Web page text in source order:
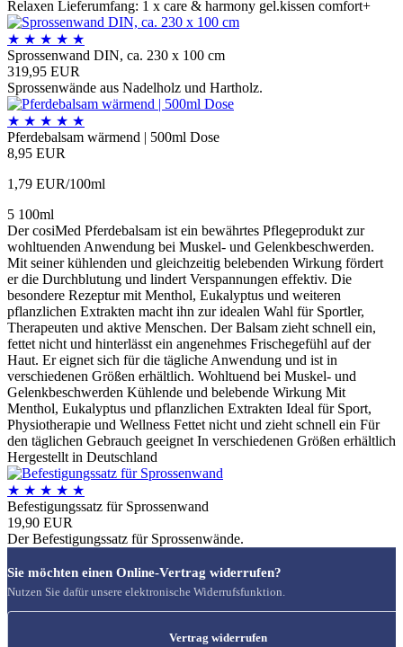
Relaxen Lieferumfang: 1 x care & harmony gel.kissen comfort+
★ ★ ★ ★ ★
Sprossenwand DIN, ca. 230 x 100 cm
319,95 EUR
Sprossenwände aus Nadelholz und Hartholz.
★ ★ ★ ★ ★
Pferdebalsam wärmend | 500ml Dose
8,95 EUR
1,79 EUR/100ml
5 100ml
Der cosiMed Pferdebalsam ist ein bewährtes Pflegeprodukt zur
wohltuenden Anwendung bei Muskel- und Gelenkbeschwerden.
Mit seiner kühlenden und gleichzeitig belebenden Wirkung fördert
er die Durchblutung und lindert Verspannungen effektiv. Die
besondere Rezeptur mit Menthol, Eukalyptus und weiteren
pflanzlichen Extrakten macht ihn zur idealen Wahl für Sportler,
Therapeuten und aktive Menschen. Der Balsam zieht schnell ein,
fettet nicht und hinterlässt ein angenehmes Frischegefühl auf der
Haut. Er eignet sich für die tägliche Anwendung und ist in
verschiedenen Größen erhältlich. Wohltuend bei Muskel- und
Gelenkbeschwerden Kühlende und belebende Wirkung Mit
Menthol, Eukalyptus und pflanzlichen Extrakten Ideal für Sport,
Physiotherapie und Wellness Fettet nicht und zieht schnell ein Für
den täglichen Gebrauch geeignet In verschiedenen Größen erhältlich
Hergestellt in Deutschland
★ ★ ★ ★ ★
Befestigungssatz für Sprossenwand
19,90 EUR
Der Befestigungssatz für Sprossenwände.
Sie möchten einen Online-Vertrag widerrufen?
Nutzen Sie dafür unsere elektronische Widerrufsfunktion.
Vertrag widerrufen